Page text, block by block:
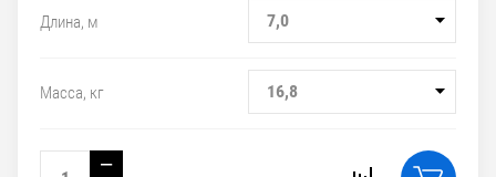
Длина, м 7,0
Масса, кг 16,8
−